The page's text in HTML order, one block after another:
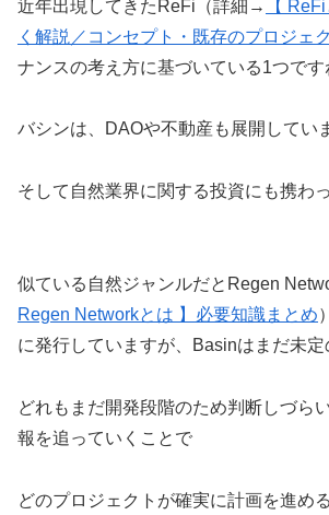
近年出現してきたReFi（詳細→
【
く解説／コンセプト・既存のプロジェ
ナンスの考え方に基づいている1つです
バシンは、DAOや不動産も展開してい
そして自然業界に関する投資にも携わ
似ている自然ジャンルだとRegen
Regen Networkとは 】必要知識まとめ
に発行していますが、Basinはまだ未定
どれもまだ開発段階のため判断しづら
報を追っていくことで
どのプロジェクトが確実に計画を進め